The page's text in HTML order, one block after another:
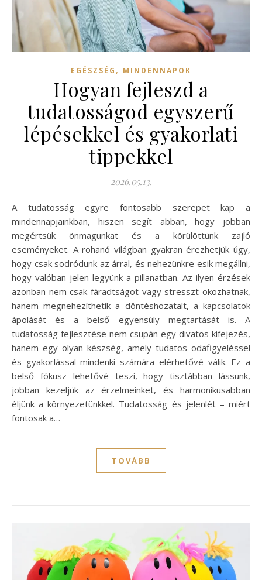
EGÉSZSÉG , MINDENNAPOK
Hogyan fejleszd a
tudatosságod egyszerű
lépésekkel és gyakorlati
tippekkel
2026.05.13.
A tudatosság egyre fontosabb szerepet kap a
mindennapjainkban, hiszen segít abban, hogy jobban
megértsük önmagunkat és a körülöttünk zajló
eseményeket. A rohanó világban gyakran érezhetjük úgy,
hogy csak sodródunk az árral, és nehezünkre esik megállni,
hogy valóban jelen legyünk a pillanatban. Az ilyen érzések
azonban nem csak fáradtságot vagy stresszt okozhatnak,
hanem megnehezíthetik a döntéshozatalt, a kapcsolatok
ápolását és a belső egyensúly megtartását is. A
tudatosság fejlesztése nem csupán egy divatos kifejezés,
hanem egy olyan készség, amely tudatos odafigyeléssel
és gyakorlással mindenki számára elérhetővé válik. Ez a
belső fókusz lehetővé teszi, hogy tisztábban lássunk,
jobban kezeljük az érzelmeinket, és harmonikusabban
éljünk a környezetünkkel. Tudatosság és jelenlét – miért
fontosak a…
TOVÁBB